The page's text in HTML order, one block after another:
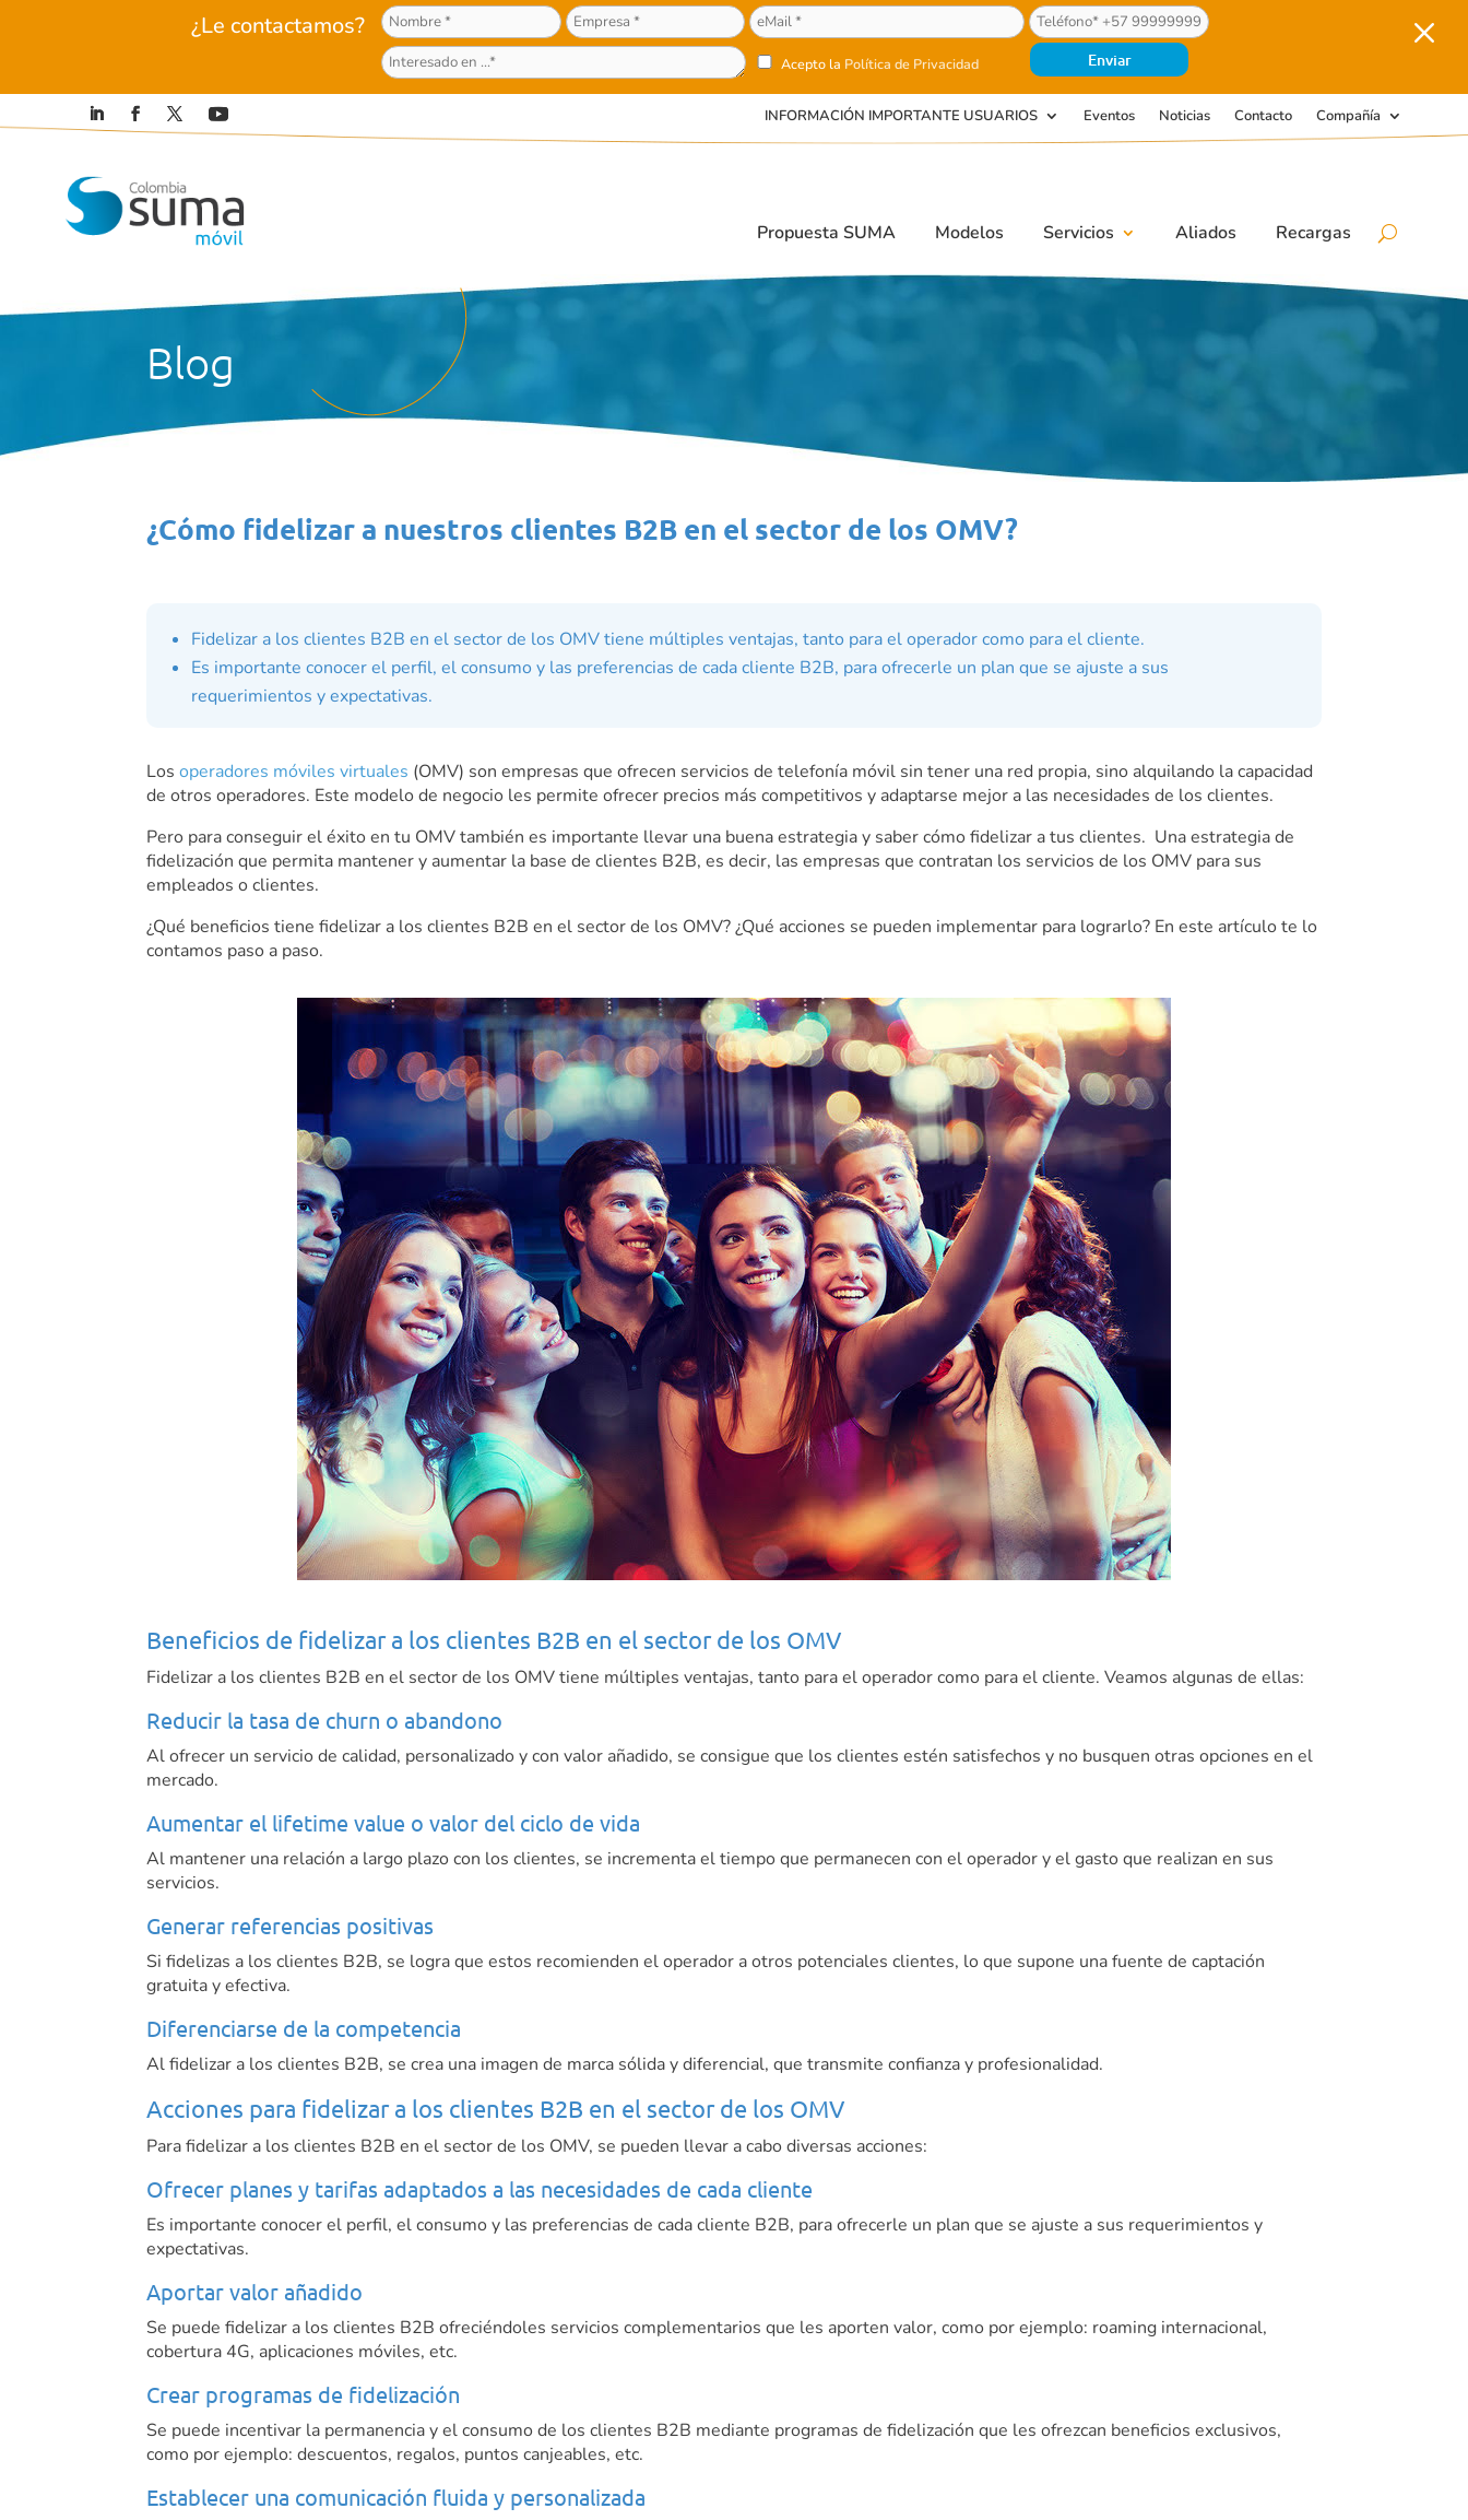
¿Le contactamos?
Acepto la Política de Privacidad
M
INFORMACIÓN IMPORTANTE USUARIOS Eventos Noticias Contacto Compañía
Propuesta SUMA Modelos Servicios Aliados Recargas
Blog
¿Cómo fidelizar a nuestros clientes B2B en el sector de los OMV?
Fidelizar a los clientes B2B en el sector de los OMV tiene múltiples ventajas, tanto para el operador como para el cliente.
Es importante conocer el perfil, el consumo y las preferencias de cada cliente B2B, para ofrecerle un plan que se ajuste a sus
requerimientos y expectativas.
Losoperadores móviles virtuales (OMV) son empresas que ofrecen servicios de telefonía móvil sin tener una red propia, sino alquilando la capacidad
de otros operadores. Este modelo de negocio les permite ofrecer precios más competitivos y adaptarse mejor a las necesidades de los clientes.
Pero para conseguir el éxito en tu OMV también es importante llevar una buena estrategia y saber cómo fidelizar a tus clientes. Una estrategia de
fidelización que permita mantener y aumentar la base de clientes B2B, es decir, las empresas que contratan los servicios de los OMV para sus
empleados o clientes.
¿Qué beneficios tiene fidelizar a los clientes B2B en el sector de los OMV? ¿Qué acciones se pueden implementar para lograrlo? En este artículo te lo
contamos paso a paso.
Beneficios de fidelizar a los clientes B2B en el sector de los OMV
Fidelizar a los clientes B2B en el sector de los OMV tiene múltiples ventajas, tanto para el operador como para el cliente. Veamos algunas de ellas:
Reducir la tasa de churn o abandono
Al ofrecer un servicio de calidad, personalizado y con valor añadido, se consigue que los clientes estén satisfechos y no busquen otras opciones en el
mercado.
Aumentar el lifetime value o valor del ciclo de vida
Al mantener una relación a largo plazo con los clientes, se incrementa el tiempo que permanecen con el operador y el gasto que realizan en sus
servicios.
Generar referencias positivas
Si fidelizas a los clientes B2B, se logra que estos recomienden el operador a otros potenciales clientes, lo que supone una fuente de captación
gratuita y efectiva.
Diferenciarse de la competencia
Al fidelizar a los clientes B2B, se crea una imagen de marca sólida y diferencial, que transmite confianza y profesionalidad.
Acciones para fidelizar a los clientes B2B en el sector de los OMV
Para fidelizar a los clientes B2B en el sector de los OMV, se pueden llevar a cabo diversas acciones:
Ofrecer planes y tarifas adaptados a las necesidades de cada cliente
Es importante conocer el perfil, el consumo y las preferencias de cada cliente B2B, para ofrecerle un plan que se ajuste a sus requerimientos y
expectativas.
Aportar valor añadido
Se puede fidelizar a los clientes B2B ofreciéndoles servicios complementarios que les aporten valor, como por ejemplo: roaming internacional,
cobertura 4G, aplicaciones móviles, etc.
Crear programas de fidelización
Se puede incentivar la permanencia y el consumo de los clientes B2B mediante programas de fidelización que les ofrezcan beneficios exclusivos,
como por ejemplo: descuentos, regalos, puntos canjeables, etc.
Establecer una comunicación fluida y personalizada